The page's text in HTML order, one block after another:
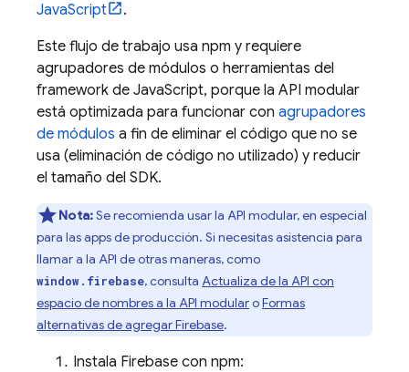
JavaScript
.
Este flujo de trabajo usa npm y requiere
agrupadores de módulos o herramientas del
framework de JavaScript, porque la API modular
está optimizada para funcionar con agrupadores
de módulos a fin de eliminar el código que no se
usa (eliminación de código no utilizado) y reducir
el tamaño del SDK.
Nota:Se recomienda usar la API modular, en especial
para las apps de producción. Si necesitas asistencia para
llamar a la API de otras maneras, como
window.firebase, consulta Actualiza de la API con
espacio de nombres a la API modularoFormas
alternativas de agregar Firebase.
Instala Firebase con npm: